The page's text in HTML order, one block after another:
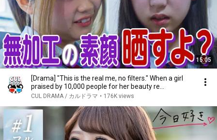
15:05
[Drama] "This is the real me, no filters." When a girl
praised by 10,000 people for her beauty re...
CUL DRAMA / カルドラマ • 176K views